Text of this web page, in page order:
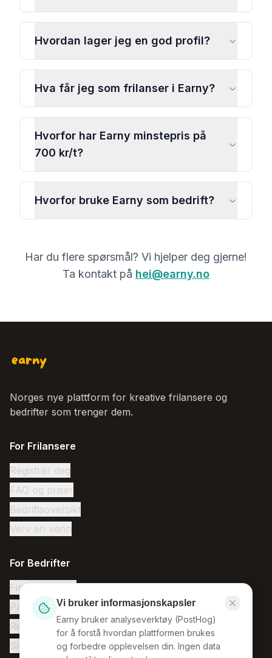
Hvordan lager jeg en god profil?
Hva får jeg som frilanser i Earny?
Hvorfor har Earny minstepris på
700 kr/t?
Hvorfor bruke Earny som bedrift?
Har du flere spørsmål? Vi hjelper deg gjerne!
Ta kontakt på hei@earny.no
Norges nye plattform for kreative frilansere og
bedrifter som trenger dem.
For Frilansere
Registrer deg
FAQ og priser
Bedriftsoversikt
Verv en venn
For Bedrifter
Finn frilansere
Pakketilbud
Registrer bedrift
Slik fungerer det
Vi bruker informasjonskapsler
Earny bruker analyseverktøy (PostHog)
for å forstå hvordan plattformen brukes
og forbedre opplevelsen din. Ingen data